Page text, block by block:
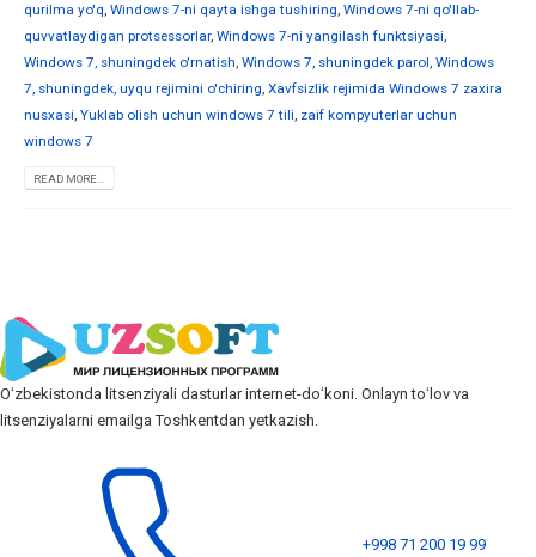
qurilma yo'q, Windows 7-ni qayta ishga tushiring, Windows 7-ni qo'llab-
quvvatlaydigan protsessorlar, Windows 7-ni yangilash funktsiyasi,
Windows 7, shuningdek o'rnatish, Windows 7, shuningdek parol, Windows
7, shuningdek, uyqu rejimini o'chiring, Xavfsizlik rejimida Windows 7 zaxira
nusxasi, Yuklab olish uchun windows 7 tili, zaif kompyuterlar uchun
windows 7
READ MORE...
Oʻzbekistonda litsenziyali dasturlar internet-doʻkoni. Onlayn toʻlov va
litsenziyalarni emailga Toshkentdan yetkazish.
+998 71 200 19 99